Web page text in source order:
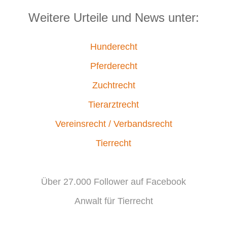
Weitere Urteile und News unter:
Hunderecht
Pferderecht
Zuchtrecht
Tierarztrecht
Vereinsrecht / Verbandsrecht
Tierrecht
Über 27.000 Follower auf Facebook
Anwalt für Tierrecht